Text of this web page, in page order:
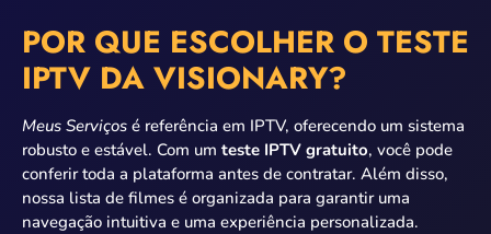
POR QUE ESCOLHER O TESTE
IPTV DA VISIONARY?
Meus Serviços é referência em IPTV, oferecendo um sistema
robusto e estável. Com um teste IPTV gratuito, você pode
conferir toda a plataforma antes de contratar. Além disso,
nossa lista de filmes é organizada para garantir uma
navegação intuitiva e uma experiência personalizada.